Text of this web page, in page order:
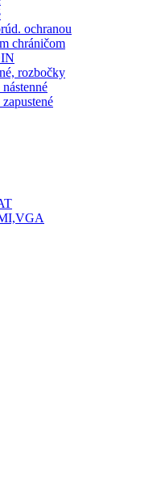
ochranou
chráničom
rozbočky